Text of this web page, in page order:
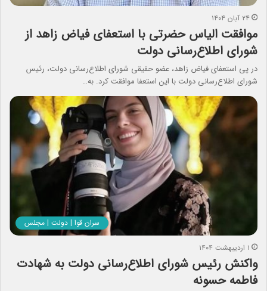
۲۴ آبان ۱۴۰۴
موافقت الیاس حضرتی با استعفای فیاض زاهد از
شورای اطلاع‌رسانی دولت
در پی استعفای فیاض زاهد، عضو حقیقی شورای اطلاع‌رسانی دولت، رئیس
شورای اطلاع‌رسانی دولت با این استعفا موافقت کرد. به…
سران قوا | دولت | مجلس
۱ اردیبهشت ۱۴۰۴
واکنش رئیس شورای اطلاع‌رسانی دولت به شهادت
فاطمه حسونه